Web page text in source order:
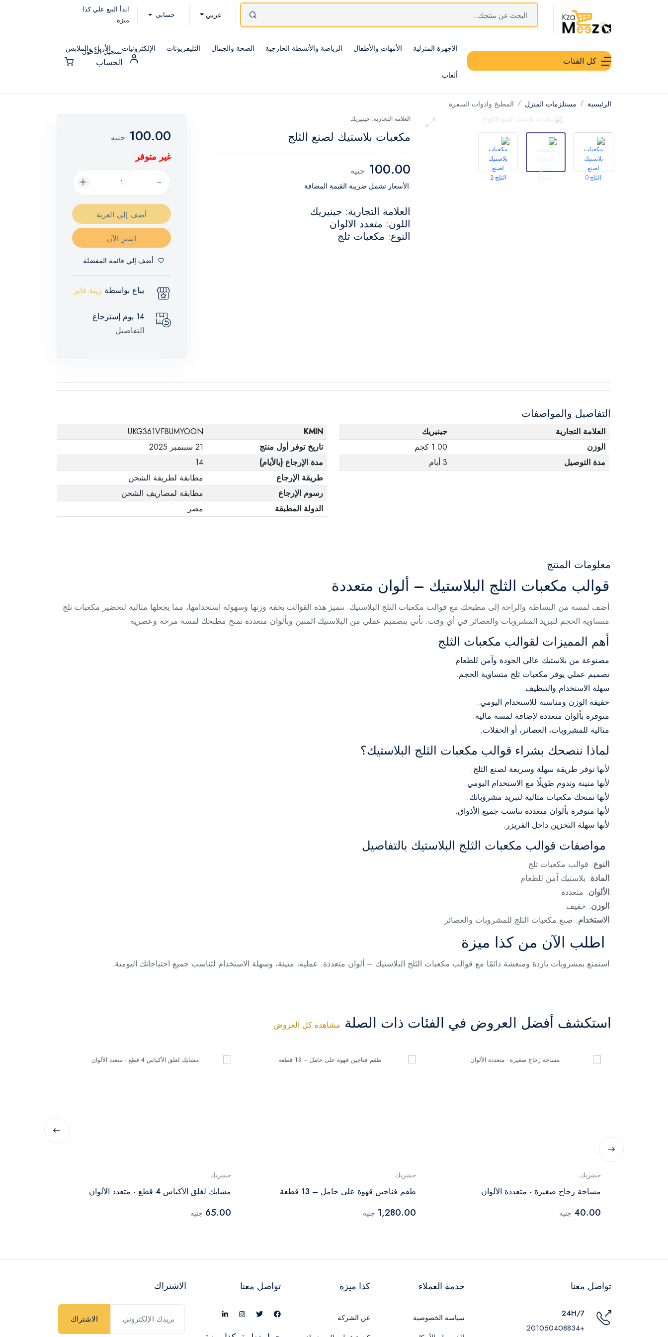
عربي حسابي
ابدأ البيع علي كذا
ميزة
كل الفئات
الاجهزة المنزلية الأمهات والأطفال الرياضة والأنشطة الخارجية الصحة والجمال التليفزيونات الإلكترونيات الأزياء والملابس
ألعاب
تسجيل الدخول
الحساب
الرئيسية مستلزمات المنزل المطبخ وادوات السفرة
العلامة التجارية: جينيريك
مكعبات بلاستيك لصنع الثلج
100.00 جنيه
.الأسعار تشمل ضريبة القيمة المضافة
العلامة التجارية: جينيريك
اللون: متعدد الالوان
النوع: مكعبات ثلج
100.00 جنيه
غير متوفر
أضف إلي العربة
اشترِ الآن
أضف إلي قائمة المفضلة
يباع بواسطة زينة فاير
14 يوم إسترجاع
التفاصيل
التفاصيل والمواصفات
العلامة التجارية
جينيريك
الوزن
1.00 كجم
مدة التوصيل
3 أيام
KMIN
UKG361VF8UMYOON
تاريخ توفر أول منتج
21 سبتمبر 2025
مدة الإرجاع (بالأيام)
14
طريقة الإرجاع
مطابقة لطريقة الشحن
رسوم الإرجاع
مطابقة لمصاريف الشحن
الدولة المطبقة
مصر
معلومات المنتج
قوالب مكعبات الثلج البلاستيك – ألوان متعددة
أضف لمسة من البساطة والراحة إلى مطبخك مع قوالب مكعبات الثلج البلاستيك. تتميز هذه القوالب بخفة وزنها وسهولة استخدامها، مما يجعلها مثالية لتحضير مكعبات ثلج
متساوية الحجم لتبريد المشروبات والعصائر في أي وقت. تأتي بتصميم عملي من البلاستيك المتين وبألوان متعددة تمنح مطبخك لمسة مرحة وعصرية.
أهم المميزات لقوالب مكعبات الثلج
مصنوعة من بلاستيك عالي الجودة وآمن للطعام.
تصميم عملي يوفر مكعبات ثلج متساوية الحجم.
سهلة الاستخدام والتنظيف.
خفيفة الوزن ومناسبة للاستخدام اليومي.
متوفرة بألوان متعددة لإضافة لمسة مالية.
مثالية للمشروبات، العصائر، أو الحفلات.
لماذا ننصحك بشراء قوالب مكعبات الثلج البلاستيك؟
لأنها توفر طريقة سهلة وسريعة لصنع الثلج.
لأنها متينة وتدوم طويلًا مع الاستخدام اليومي.
لأنها تمنحك مكعبات مثالية لتبريد مشروباتك.
لأنها متوفرة بألوان متعددة تناسب جميع الأذواق.
لأنها سهلة التخزين داخل الفريزر.
مواصفات قوالب مكعبات الثلج البلاستيك بالتفاصيل
النوع: قوالب مكعبات ثلج
المادة: بلاستيك آمن للطعام
الألوان: متعددة
الوزن: خفيف
الاستخدام: صنع مكعبات الثلج للمشروبات والعصائر
اطلب الآن من كذا ميزة
استمتع بمشروبات باردة ومنعشة دائمًا مع قوالب مكعبات الثلج البلاستيك – ألوان متعددة. عملية، متينة، وسهلة الاستخدام لتناسب جميع احتياجاتك اليومية.
استكشف أفضل العروض في الفئات ذات الصلة مشاهدة كل العروض
جينيريك
مساحة زجاج صغيرة - متعددة الألوان
40.00 جنيه
جينيريك
طقم فناجين قهوة على حامل – 13 قطعة
1,280.00 جنيه
جينيريك
مشابك لغلق الأكياس 4 قطع - متعدد الألوان
65.00 جنيه
تواصل معنا
24H/7
+201050408834
خدمة العملاء
سياسة الخصوصية
كذا ميزة
عن الشركة
تواصل معنا الاشتراك
الاشتراك